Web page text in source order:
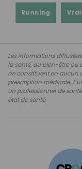
Running
Les informations
la santé, au bien-être ou
ne constituent en aucun
prescription médicale.
un professionnel de
état de santé.